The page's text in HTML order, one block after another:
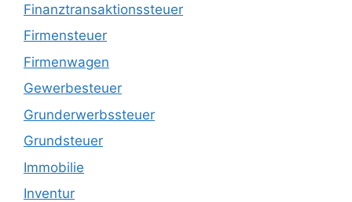
Finanztransaktionssteuer
Firmensteuer
Firmenwagen
Gewerbesteuer
Grunderwerbssteuer
Grundsteuer
Immobilie
Inventur